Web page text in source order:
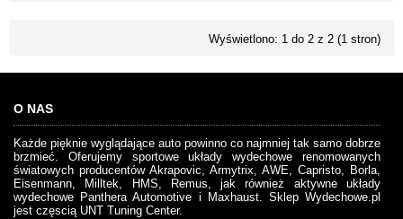
Wyświetlono: 1 do 2 z 2 (1 stron)
O NAS
Każde pięknie wyglądające auto powinno co najmniej tak samo dobrze
brzmieć. Oferujemy sportowe układy wydechowe renomowanych
światowych producentów Akrapovic, Armytrix, AWE, Capristo, Borla,
Eisenmann, Milltek, HMS, Remus, jak również aktywne układy
wydechowe Panthera Automotive i Maxhaust. Sklep Wydechowe.pl
jest częscią UNT Tuning Center.